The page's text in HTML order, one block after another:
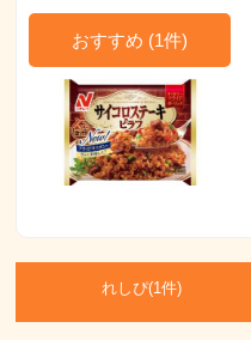
おすすめ (1件)
れしぴ(1件)